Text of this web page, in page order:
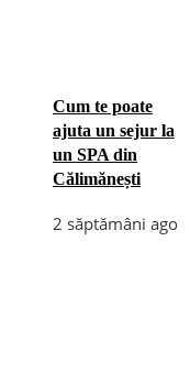
Cum te poate
ajuta un sejur la
un SPA din
Călimănești
2 săptămâni ago